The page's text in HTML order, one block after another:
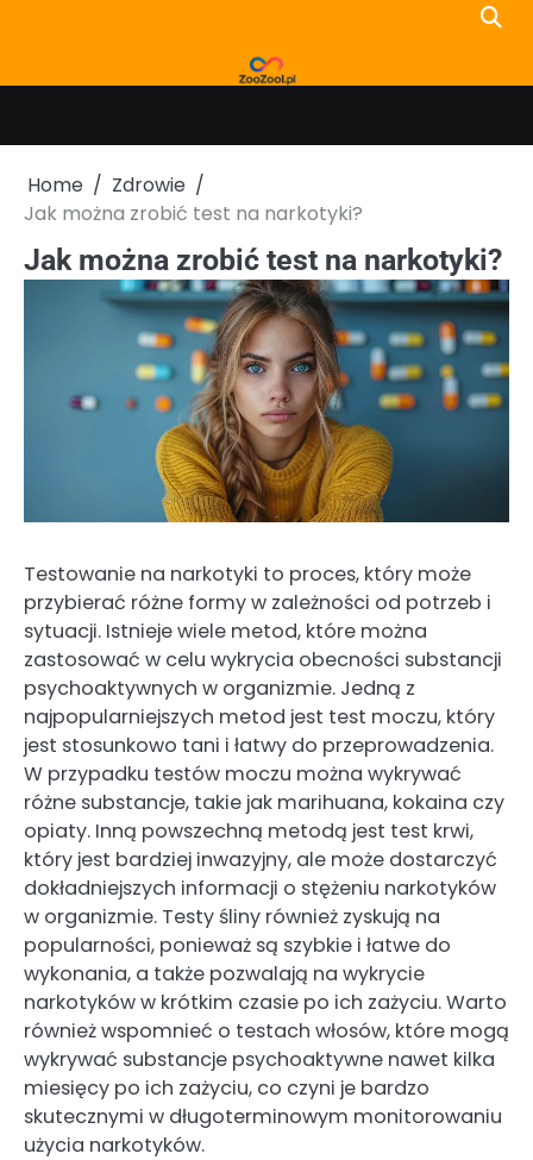
Home
Zdrowie
Jak można zrobić test na narkotyki?
Jak można zrobić test na narkotyki?
Testowanie na narkotyki to proces, który może
przybierać różne formy w zależności od potrzeb i
sytuacji. Istnieje wiele metod, które można
zastosować w celu wykrycia obecności substancji
psychoaktywnych w organizmie. Jedną z
najpopularniejszych metod jest test moczu, który
jest stosunkowo tani i łatwy do przeprowadzenia.
W przypadku testów moczu można wykrywać
różne substancje, takie jak marihuana, kokaina czy
opiaty. Inną powszechną metodą jest test krwi,
który jest bardziej inwazyjny, ale może dostarczyć
dokładniejszych informacji o stężeniu narkotyków
w organizmie. Testy śliny również zyskują na
popularności, ponieważ są szybkie i łatwe do
wykonania, a także pozwalają na wykrycie
narkotyków w krótkim czasie po ich zażyciu. Warto
również wspomnieć o testach włosów, które mogą
wykrywać substancje psychoaktywne nawet kilka
miesięcy po ich zażyciu, co czyni je bardzo
skutecznymi w długoterminowym monitorowaniu
użycia narkotyków.